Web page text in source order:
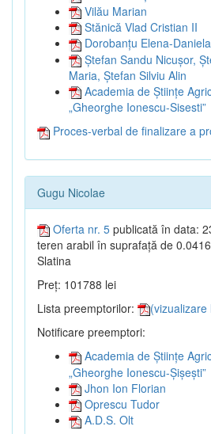
Vilău Marian
Stănică Vlad Cristian II
Dorobanțu Elena-Daniela
Ștefan Sandu Nicușor,
Maria, Ștefan Silviu Alin
Academia de Științe
„Gheorghe Ionescu-Sisesti”
Proces-verbal de finalizare a
Gugu Nicolae
Oferta nr. 5 publicată în data:
teren arabil în suprafață de
Slatina
Preț: 101788 lei
Lista preemptorilor:
(vizualizare
Notificare preemptori:
Academia de Științe
„Gheorghe Ionescu-Șișești”
Jhon Ion Florian
Oprescu Tudor
A.D.S. Olt